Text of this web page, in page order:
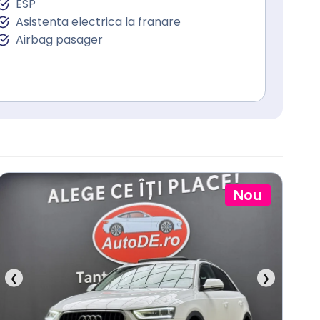
ESP
Asistenta electrica la franare
Airbag pasager
Nou
❮ ❯